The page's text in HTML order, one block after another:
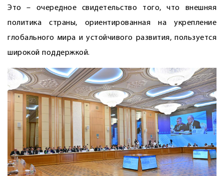
Это – очередное свидетельство того, что внешняя
политика страны, ориентированная на укрепление
глобального мира и устойчивого развития, пользуется
широкой поддержкой.